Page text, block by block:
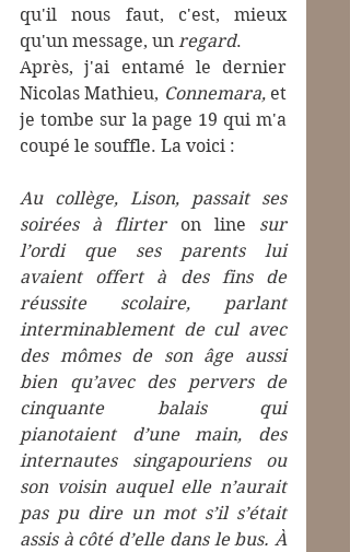
qu'il nous faut, c'est, mieux
qu'un message, un regard.
Après, j'ai entamé le dernier
Nicolas Mathieu, Connemara, et
je tombe sur la page 19 qui m'a
coupé le souffle. La voici :
Au collège, Lison, passait ses
soirées à flirter on line sur
l’ordi que ses parents lui
avaient offert à des fins de
réussite scolaire, parlant
interminablement de cul avec
des mômes de son âge aussi
bien qu’avec des pervers de
cinquante balais qui
pianotaient d’une main, des
internautes singapouriens ou
son voisin auquel elle n’aurait
pas pu dire un mot s’il s’était
assis à côté d’elle dans le bus. À